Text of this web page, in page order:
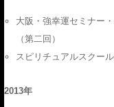
大阪・強幸運セミナー
（第二回）
スピリチュアルスクー
2013年